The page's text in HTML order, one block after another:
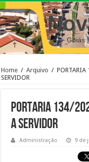
– Goiás
Home / Arquivo / PORTARIA
SERVIDOR
PORTARIA 134/
A SERVIDOR
Administração 9 de